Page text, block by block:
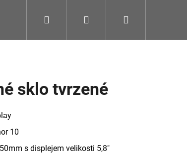
Sluchátka Kabely
Přihlášení
sklo tvrzené
10
s displejem velikosti 5,8"